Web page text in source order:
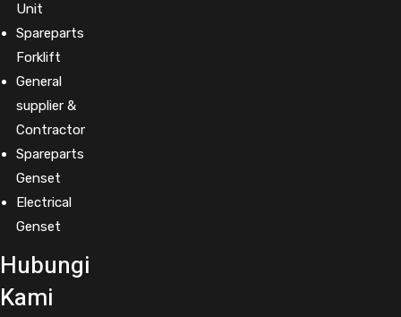
Unit
Spareparts
Forklift
General
supplier &
Contractor
Spareparts
Genset
Electrical
Genset
Hubungi
Kami